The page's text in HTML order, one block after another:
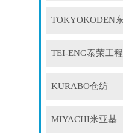
TEI-ENG泰荣工程
KURABO仓纺
MIYACHI米亚基